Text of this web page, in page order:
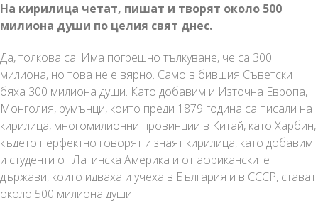
На кирилица четат, пишат и творят около 500
милиона души по целия свят днес.
Да, толкова са. Има погрешно тълкуване, че са 300
милиона, но това не е вярно. Само в бившия Съветски
бяха 300 милиона души. Като добавим и Източна Европа,
Монголия, румънци, които преди 1879 година са писали на
кирилица, многомилионни провинции в Китай, като Харбин,
където перфектно говорят и знаят кирилица, като добавим
и студенти от Латинска Америка и от африканските
държави, които идваха и учеха в България и в СССР, стават
около 500 милиона души.